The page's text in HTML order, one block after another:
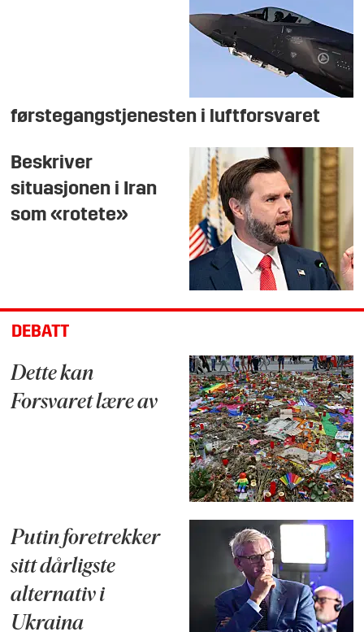
førstegangstjenesten i luftforsvaret
Beskriver
situasjonen i Iran
som «rotete»
DEBATT
Dette kan
Forsvaret lære av
Putin foretrekker
sitt dårligste
alternativ i
Ukraina